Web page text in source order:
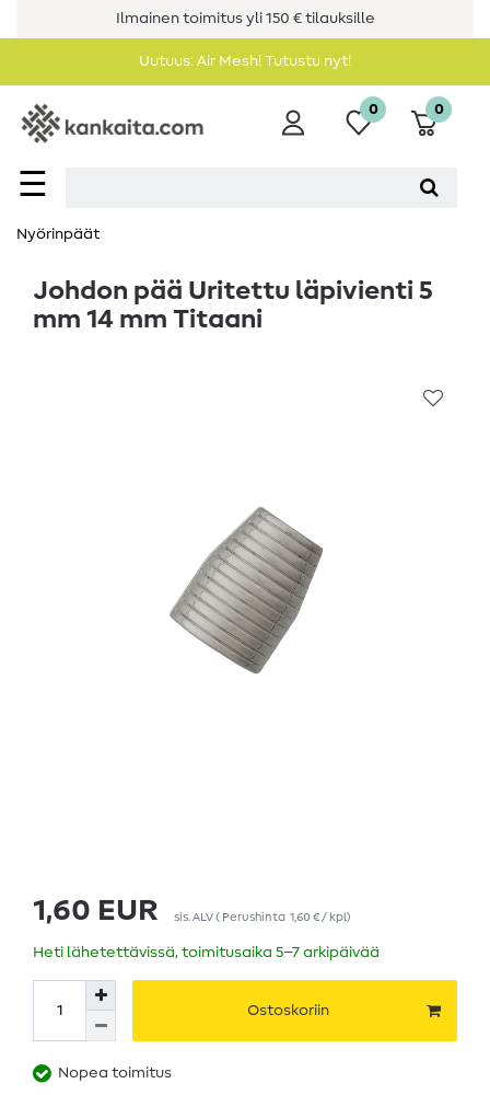
Ilmainen toimitus yli 150 € tilauksille
Uutuus: Air Mesh! Tutustu nyt!
☰
0 0
Nyörinpäät
Johdon pää Uritettu läpivienti 5
mm 14 mm Titaani
1,60 EUR sis. ALV( Perushinta 1,60 € / kpl)
Heti lähetettävissä, toimitusaika 5–7 arkipäivää
Ostoskoriin
Nopea toimitus